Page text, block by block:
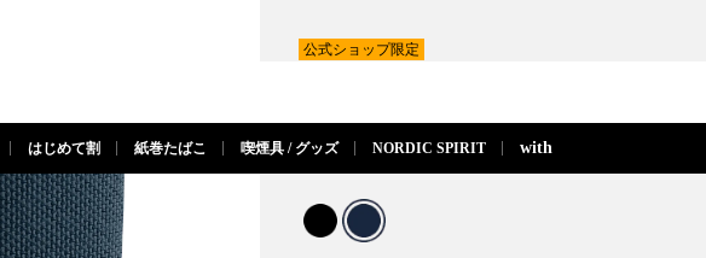
はじめて割 紙巻たばこ 喫煙具 / グッズ NORDIC SPIRIT with
公式ショップ限定
プルーム キューブ ファブリック バッ
クカバー＜ネイビーブルー＞